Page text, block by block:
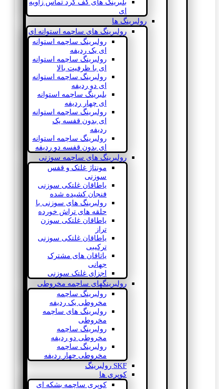
بلبرینگ های کف گرد تماس زاویه
ای
رولبرینگ ها
رولبرینگ های ساچمه استوانه ای
رولبرینگ ساچمه استوانه
ای یک ردیفه
رولبرینگ ساچمه استوانه
ای با ظرفیت بالا
رولبرینگ ساچمه استوانه
ای دو ردیفه
بلبرینگ ساچمه استوانه
ای چهار ردیفه
رولبرینگ ساچمه استوانه
ای بدون قفسه یک
ردیفه
رولبرینگ ساچمه استوانه
ای بدون قفسه دو ردیفه
رولبرینگ های ساچمه سوزنی
مونتاژ غلتک و قفس
سوزنی
یاطاقان غلتکی سوزنی
فنجان کشیده شده
رولبرینگ های سوزنی با
حلقه های تراش خورده
یاطاقان غلتکی سوزن
تراز
یاطاقان غلتکی سوزنی
ترکیبی
یاتاقان های مشترک
جهانی
اجزای غلتک سوزنی
رولبرینگهای ساچمه مخروطی
رولبرینگ ساچمه
مخروطی یک ردیفه
رولبرینگ های ساچمه
مخروطی
رولبرینگ ساچمه
مخروطی دو ردیفه
رولبرینگ ساچمه
مخروطی چهار ردیفه
SKF رولبرینگ
کوپری ها
کوپری ساچمه بشکه ای